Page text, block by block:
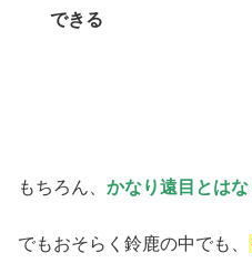
できる
もちろん、 かなり遠目とはな
でもおそらく鈴鹿の中でも、